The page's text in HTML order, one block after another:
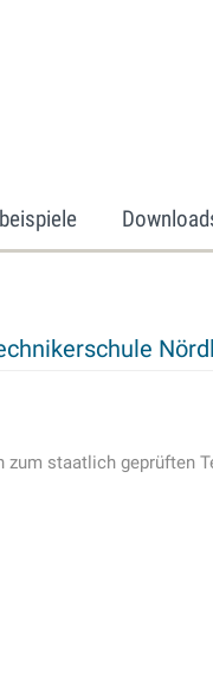
staatlich geprüften